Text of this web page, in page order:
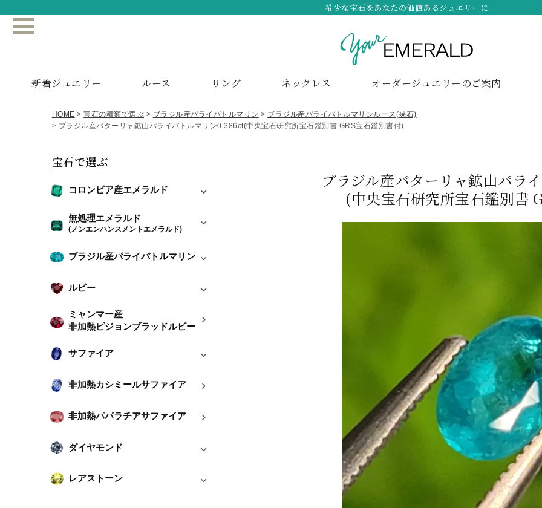
新着ジュエリー ルース リング ネックレス オーダージュエリーのご案内
希少な宝石をあなたの価値あるジュエリーに
HOME 宝石の種類で選ぶ ブラジル産パライバトルマリン
ブラジル産パライバトルマリンルース(裸石)
ブラジル産バターリャ鉱山パライバトルマリン0.386ct(中央宝石研究所宝石鑑別書 GRS宝石鑑別書付)
宝石で選ぶ
コロンビア産エメラルド
無処理エメラルド
(ノンエンハンスメントエメラルド)
ブラジル産パライバトルマリン
ルビー
ミャンマー産
非加熱ピジョンブラッドルビー
サファイア
非加熱カシミールサファイア
非加熱パパラチアサファイア
ダイヤモンド
レアストーン
ブラジル産バターリャ鉱山パラ
(中央宝石研究所宝石鑑別書